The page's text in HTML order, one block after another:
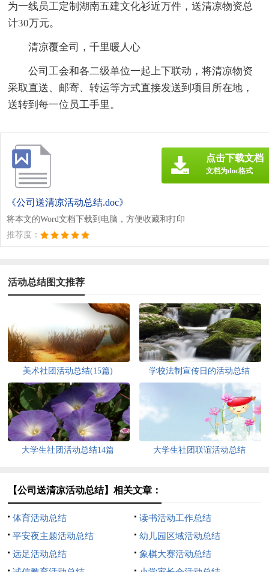
为一线员工定制湖南五建文化衫近万件，送清凉物资总
计30万元。
清凉覆全司，千里暖人心
公司工会和各二级单位一起上下联动，将清凉物资
采取直送、邮寄、转运等方式直接发送到项目所在地，
送转到每一位员工手里。
《公司送清凉活动总结.doc》
将本文的Word文档下载到电脑，方便收藏和打印
推荐度：
点击下载文档
文档为doc格式
活动总结图文推荐
美术社团活动总结(15篇) 学校法制宣传日的活动总结
大学生社团活动总结14篇 大学生社团联谊活动总结
【公司送清凉活动总结】相关文章：
体育活动总结
读书活动工作总结
平安夜主题活动总结
幼儿园区域活动总结
远足活动总结
象棋大赛活动总结